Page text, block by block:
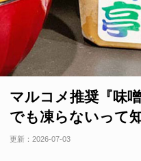
マルコメ推奨『味
でも凍らないって
更新： 2026-07-03